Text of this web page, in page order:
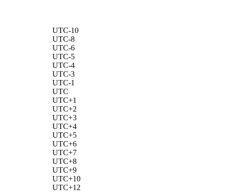
UTC-10
UTC-8
UTC-6
UTC-5
UTC-4
UTC-3
UTC-1
UTC
UTC+1
UTC+2
UTC+3
UTC+4
UTC+5
UTC+6
UTC+7
UTC+8
UTC+9
UTC+10
UTC+12